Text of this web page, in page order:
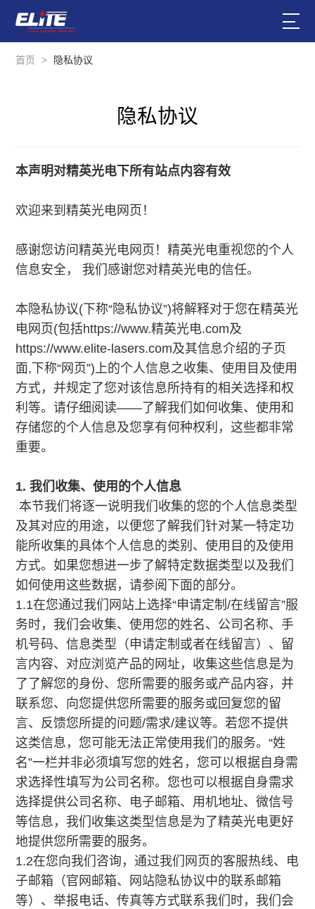
首页 > 隐私协议
隐私协议
本声明对精英光电下所有站点内容有效
欢迎来到精英光电网页！
感谢您访问精英光电网页！精英光电重视您的个人
信息安全， 我们感谢您对精英光电的信任。
本隐私协议(下称“隐私协议”)将解释对于您在精英光
电网页(包括https://www.精英光电.com及
https://www.elite-lasers.com及其信息介绍的子页
面,下称“网页”)上的个人信息之收集、使用目及使用
方式，并规定了您对该信息所持有的相关选择和权
利等。请仔细阅读——了解我们如何收集、使用和
存储您的个人信息及您享有何种权利，这些都非常
重要。
1. 我们收集、使用的个人信息
本节我们将逐一说明我们收集的您的个人信息类型
及其对应的用途，以便您了解我们针对某一特定功
能所收集的具体个人信息的类别、使用目的及使用
方式。如果您想进一步了解特定数据类型以及我们
如何使用这些数据，请参阅下面的部分。
1.1在您通过我们网站上选择“申请定制/在线留言”服
务时，我们会收集、使用您的姓名、公司名称、手
机号码、信息类型（申请定制或者在线留言）、留
言内容、对应浏览产品的网址，收集这些信息是为
了了解您的身份、您所需要的服务或产品内容，并
联系您、向您提供您所需要的服务或回复您的留
言、反馈您所提的问题/需求/建议等。若您不提供
这类信息，您可能无法正常使用我们的服务。“姓
名”一栏并非必须填写您的姓名，您可以根据自身需
求选择性填写为公司名称。您也可以根据自身需求
选择提供公司名称、电子邮箱、用机地址、微信号
等信息，我们收集这类型信息是为了精英光电更好
地提供您所需要的服务。
1.2在您向我们咨询，通过我们网页的客服热线、电
子邮箱（官网邮箱、网站隐私协议中的联系邮箱
等）、举报电话、传真等方式联系我们时，我们会